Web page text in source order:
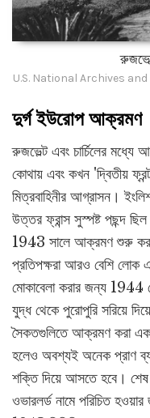
U.S. National Archives
দুর্গ ইউরোপ আক্রমণ
রুজভেল্ট এবং চার্চিলের মধ্যে
কোথায় এবং কখন 'দ্বিতীয়
মিত্রবাহিনীর আগ্রাসন।
উত্তর ফ্রান্স সুস্পষ্ট পছন্দ
1943 সালে আক্রমণ শুরু
প্রতিপক্ষরা আরও বেশি লোক
মোকাবেলা করার জন্য 1944
যুদ্ধ থেকে পুরোপুরি সরিয়ে
সৈকতগুলিতে আক্রমণ করা
হলেও অবশ্যই অনেক প্রাণ
শক্তি দিয়ে আসতে হবে। শেষ
ওভারলর্ড নামে পরিচিত